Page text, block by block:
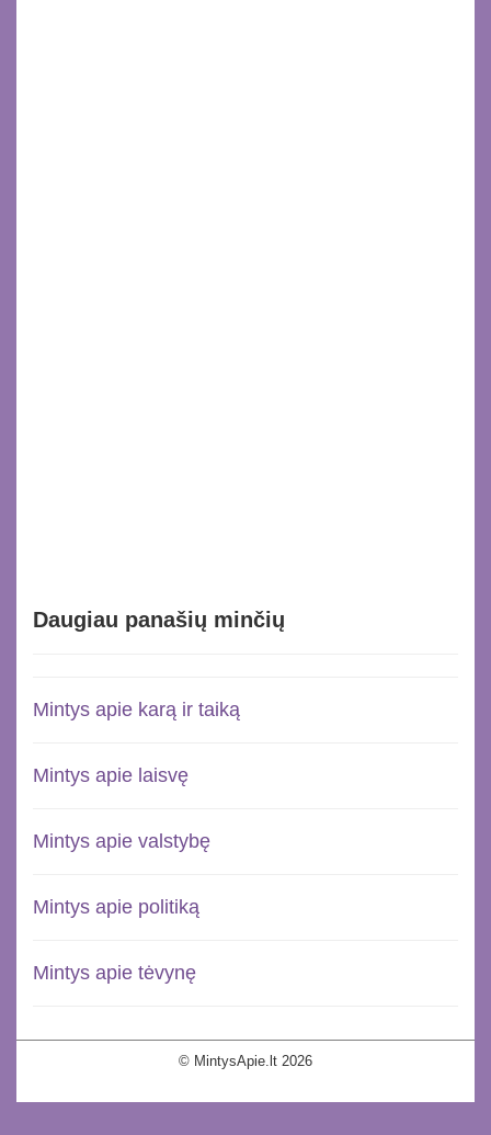
Daugiau panašių minčių
Mintys apie karą ir taiką
Mintys apie laisvę
Mintys apie valstybę
Mintys apie politiką
Mintys apie tėvynę
© MintysApie.lt 2026